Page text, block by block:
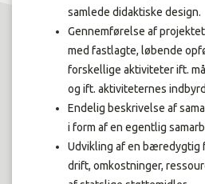
samlede didaktiske design.
Gennemførelse af
med fastlagte, løbende
forskellige aktiviteter ift.
og ift. aktiviteternes
Endelig beskrivelse af
i form af en egentlig
Udvikling af en bæredygtig
drift, omkostninger,